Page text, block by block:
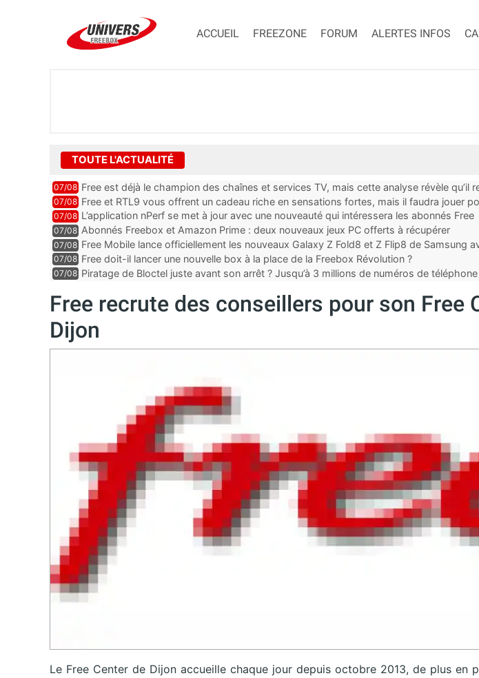
ACCUEIL FREEZONE FORUM ALERTES INFOS
TOUTE L'ACTUALITÉ
07/08 Free est déjà le champion des chaînes et services TV, mais cette analyse révèle qu’il
encore au moin...
07/08 Free et RTL9 vous offrent un cadeau riche en sensations fortes, mais il faudra jouer
l’obtenir
07/08 L’application nPerf se met à jour avec une nouveauté qui intéressera les abonnés Free
Mobile, Orange, SFR ...
07/08 Abonnés Freebox et Amazon Prime : deux nouveaux jeux PC offerts à récupérer
07/08 Free Mobile lance officiellement les nouveaux Galaxy Z Fold8 et Z Flip8 de Samsung
des promos et des cadeaux
07/08 Free doit-il lancer une nouvelle box à la place de la Freebox Révolution ?
07/08 Piratage de Bloctel juste avant son arrêt ? Jusqu’à 3 millions de numéros de téléphone
Free recrute des conseillers pour son Free
Dijon
Le Free Center de Dijon accueille chaque jour depuis octobre 2013, de plus en